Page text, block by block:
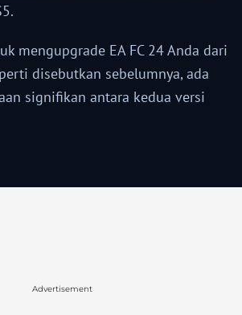
mengupgrade EA FC 24 Anda dari
disebutkan sebelumnya, ada
signifikan antara kedua versi
Advertisement